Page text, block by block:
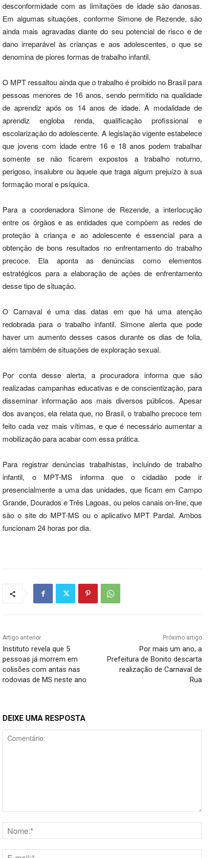
desconformidade com as limitações de idade são danosas.
Em algumas situações, conforme Simone de Rezende, são
ainda mais agravadas diante do seu potencial de risco e de
dano irreparável às crianças e aos adolescentes, o que se
denomina de piores formas de trabalho infantil.
O MPT ressaltou ainda que o trabalho é proibido no Brasil para
pessoas menores de 16 anos, sendo permitido na qualidade
de aprendiz após os 14 anos de idade. A modalidade de
aprendiz engloba renda, qualificação profissional e
escolarização do adolescente. A legislação vigente estabelece
que jovens com idade entre 16 e 18 anos podem trabalhar
somente se não ficarem expostos a trabalho noturno,
perigoso, insalubre ou àquele que traga algum prejuízo à sua
formação moral e psíquica.
Para a coordenadora Simone de Rezende, a interlocução
entre os órgãos e as entidades que compõem as redes de
proteção à criança e ao adolescente é essencial para a
obtenção de bons resultados no enfrentamento do trabalho
precoce. Ela aponta as denúncias como elementos
estratégicos para a elaboração de ações de enfrentamento
desse tipo de situação.
O Carnaval é uma das datas em que há uma atenção
redobrada para o trabalho infantil. Simone alerta que pode
haver um aumento desses casos durante os dias de folia,
além também de situações de exploração sexual.
Por conta desse alerta, a procuradora informa que são
realizadas campanhas educativas e de conscientização, para
disseminar informação aos mais diversos públicos. Apesar
dos avanços, ela relata que, no Brasil, o trabalho precoce tem
feito cada vez mais vítimas, e que é necessário aumentar a
mobilização para acabar com essa prática.
Para registrar denúncias trabalhistas, incluindo de trabalho
infantil, o MPT-MS informa que o cidadão pode ir
presencialmente a uma das unidades, que ficam em Campo
Grande, Dourados e Três Lagoas, ou pelos canais on-line, que
são o site do MPT-MS ou o aplicativo MPT Pardal. Ambos
funcionam 24 horas por dia.
Artigo anterior
Instituto revela que 5
pessoas já morrem em
colisões com antas nas
rodovias de MS neste ano
Próximo artigo
Por mais um ano, a
Prefeitura de Bonito descarta
realização de Carnaval de
Rua
DEIXE UMA RESPOSTA